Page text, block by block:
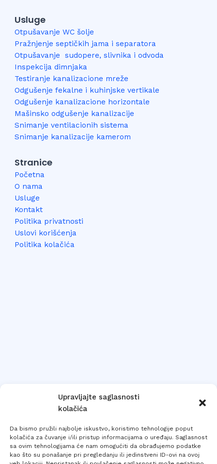
Upravljajte saglasnosti
kolačića
Da bismo pružili najbolje iskustvo, koristimo tehnologije poput
kolačića za čuvanje i/ili pristup informacijama o uređaju. Saglasnost
sa ovim tehnologijama će nam omogućiti da obrađujemo podatke
kao što su ponašanje pri pregledanju ili jedinstveni ID-ovi na ovoj
Usluge
Otpušavanje WC šolje
Pražnjenje septičkih jama i separatora
Otpušavanje sudopere, slivnika i odvoda
Inspekcija dimnjaka
Testiranje kanalizacione mreže
Odgušenje fekalne i kuhinjske vertikale
Odgušenje kanalizacione horizontale
Mašinsko odgušenje kanalizacije
Snimanje ventilacionih sistema
Snimanje kanalizacije kamerom
Stranice
Početna
O nama
Usluge
Kontakt
Politika privatnosti
Uslovi korišćenja
Politika kolačića